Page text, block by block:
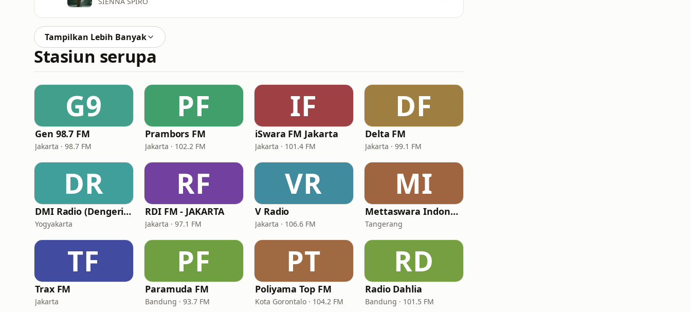
Tampilkan Lebih Banyak
Stasiun serupa
G9
Gen 98.7 FM
Jakarta · 98.7 FM
PF
Prambors FM
Jakarta · 102.2 FM
IF
iSwara FM Jakarta
Jakarta · 101.4 FM
DF
Delta FM
Jakarta · 99.1 FM
DR
DMI Radio (Dengerin Musik Indonesia)
Yogyakarta
RF
RDI FM - JAKARTA
Jakarta · 97.1 FM
VR
V Radio
Jakarta · 106.6 FM
MI
Mettaswara Indonesia
Tangerang
TF
Trax FM
Jakarta
PF
Paramuda FM
Bandung · 93.7 FM
PT
Poliyama Top FM
Kota Gorontalo · 104.2 FM
RD
Radio Dahlia
Bandung · 101.5 FM